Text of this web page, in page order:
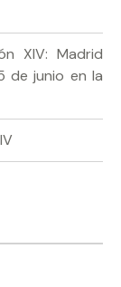
XIV: Madrid
de junio en la